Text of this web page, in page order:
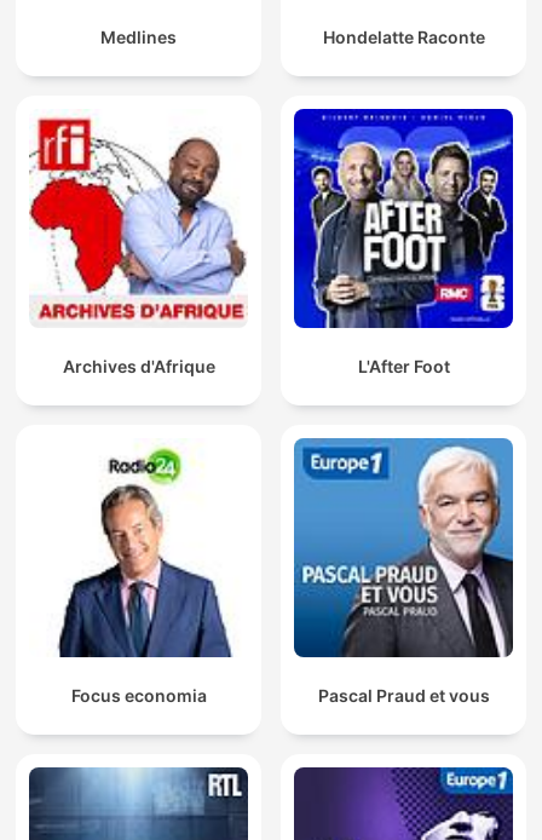
Medlines Hondelatte Raconte
Archives d'Afrique L'After Foot
Focus economia Pascal Praud et vous